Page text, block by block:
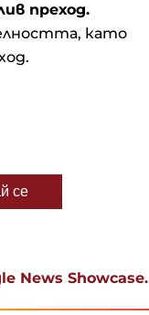
преход.
като
News Showcase.